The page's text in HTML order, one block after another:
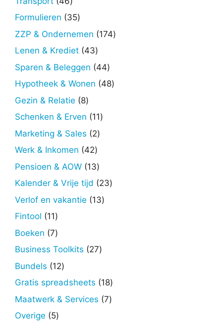
producten
Formulieren 3535
producten
ZZP & Ondernemen 174174
Lenen & Krediet 4343
producten
Sparen & Beleggen 4444
producten
Hypotheek & Wonen 4848
Gezin & Relatie 88
producten
Schenken & Erven 1111
Marketing & Sales 22
Werk & Inkomen 4242
producten
Pensioen & AOW 1313
producten
Kalender & Vrije tijd 2323
Verlof en vakantie 1313
Fintool 1111
producten
Boeken 77
producten
Business Toolkits 2727
Bundels 1212
producten
Gratis spreadsheets 1818
producten
Maatwerk & Services 77
Overige 55